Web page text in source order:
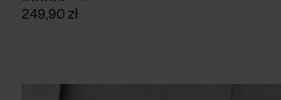
249,90 zł